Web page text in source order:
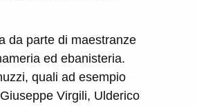
da parte di maestranze
ed ebanisteria.
quali ad esempio
Virgili, Ulderico